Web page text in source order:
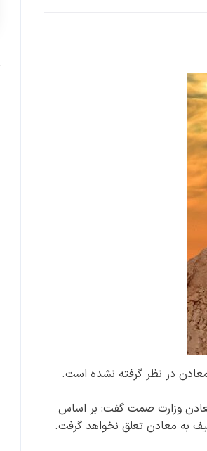
وزارت صمت گفت: بر اساس
به معادن تعلق نخواهد گرفت.